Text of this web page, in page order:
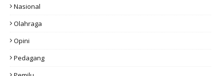
Nasional
Olahraga
Opini
Pedagang